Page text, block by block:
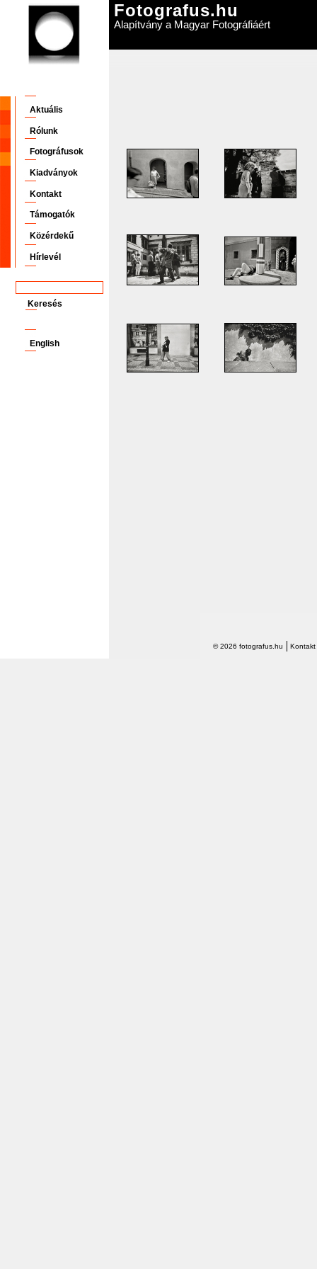
Fotografus.hu
Alapítvány a Magyar Fotográfiáért
Aktuális
Rólunk
Fotográfusok
Kiadványok
Kontakt
Támogatók
Közérdekű
Hírlevél
English
© 2026 fotografus.hu Kontakt